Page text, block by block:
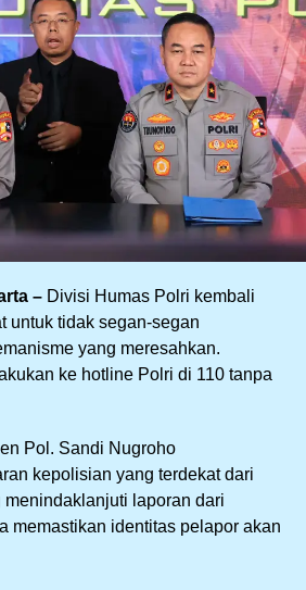
– Divisi Humas Polri kembali
untuk tidak segan-segan
yang meresahkan.
ke hotline Polri di 110 tanpa
Pol. Sandi Nugroho
kepolisian yang terdekat dari
menindaklanjuti laporan dari
memastikan identitas pelapor akan